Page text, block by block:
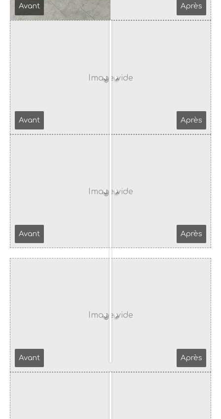
Avant Après
Avant Après
Avant Après
Avant Après